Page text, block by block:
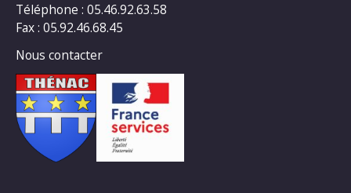
Téléphone : 05.46.92.63.58
Fax : 05.92.46.68.45
Nous contacter